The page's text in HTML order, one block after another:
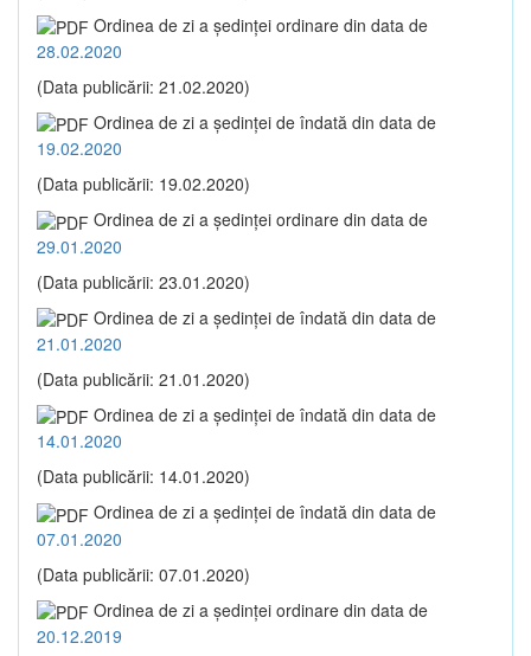
Ordinea de zi a şedinţei ordinare din data de
28.02.2020
(Data publicării: 21.02.2020)
Ordinea de zi a şedinţei de îndată din data de
19.02.2020
(Data publicării: 19.02.2020)
Ordinea de zi a şedinţei ordinare din data de
29.01.2020
(Data publicării: 23.01.2020)
Ordinea de zi a şedinţei de îndată din data de
21.01.2020
(Data publicării: 21.01.2020)
Ordinea de zi a şedinţei de îndată din data de
14.01.2020
(Data publicării: 14.01.2020)
Ordinea de zi a şedinţei de îndată din data de
07.01.2020
(Data publicării: 07.01.2020)
Ordinea de zi a şedinţei ordinare din data de
20.12.2019